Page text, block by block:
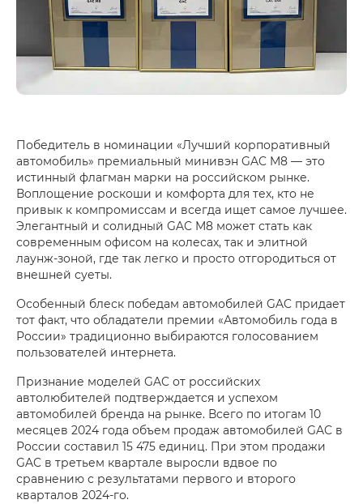
Победитель в номинации «Лучший корпоративный
автомобиль» премиальный минивэн GAC M8 — это
истинный флагман марки на российском рынке.
Воплощение роскоши и комфорта для тех, кто не
привык к компромиссам и всегда ищет самое лучшее.
Элегантный и солидный GAC M8 может стать как
современным офисом на колесах, так и элитной
лаунж-зоной, где так легко и просто отгородиться от
внешней суеты.
Особенный блеск победам автомобилей GAC придает
тот факт, что обладатели премии «Автомобиль года в
России» традиционно выбираются голосованием
пользователей интернета.
Признание моделей GAC от российских
автолюбителей подтверждается и успехом
автомобилей бренда на рынке. Всего по итогам 10
месяцев 2024 года объем продаж автомобилей GAC в
России составил 15 475 единиц. При этом продажи
GAC в третьем квартале выросли вдвое по
сравнению с результатами первого и второго
кварталов 2024-го.